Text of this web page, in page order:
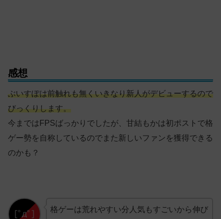
感想
ぶいすぽは前触れも無くいきなり新人がデビューするので
びっくりします。
今まではFPSばっかりでしたが、甘結もかは初ポストで格
ゲー勢を自称しているのでまた新しいファンを獲得できる
のかも？
格ゲーは荒れやすい分人気もすごいから伸び